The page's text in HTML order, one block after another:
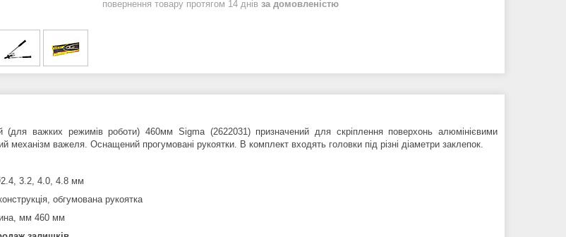
повернення товару протягом 14 днів за домовленістю
(для важких режимів роботи) 460мм Sigma (2622031) призначений для скріплення поверхонь алюмінієвими
механізм важеля. Оснащений прогумовані рукоятки. В комплект входять головки під різні діаметри заклепок.
3.2, 4.0, 4.8 мм
обгумована рукоятка
мм 460 мм